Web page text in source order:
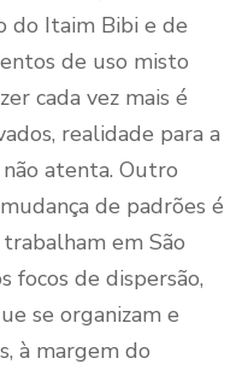
do Itaim Bibi e de
de uso misto
cada vez mais é
realidade para a
atenta. Outro
de padrões é
em São
focos de dispersão,
se organizam e
à margem do